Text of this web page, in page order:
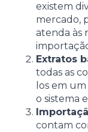
existem
mercado,
atenda às
Extratos
todas as
los em
o sistema
contam